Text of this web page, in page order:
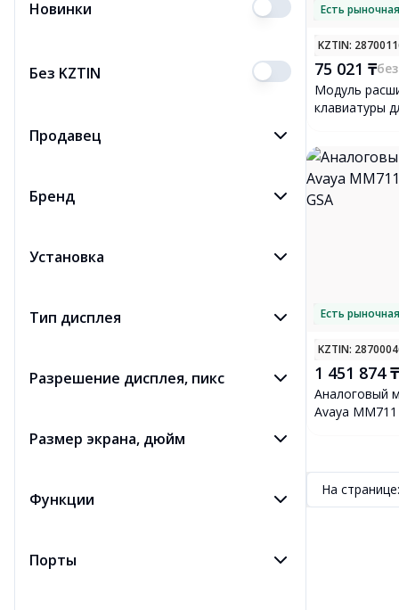
АТС37
Новинки
Без KZTIN
Продавец
Бренд
Установка
Тип дисплея
Разрешение дисплея, пикс
Размер экрана, дюйм
Функции
Порты
Есть
KZTIN:
75 021 ₸
Модуль
клавиатуры
Есть
KZTIN:
1 451 874 ₸
Аналоговый
Avaya
На странице: